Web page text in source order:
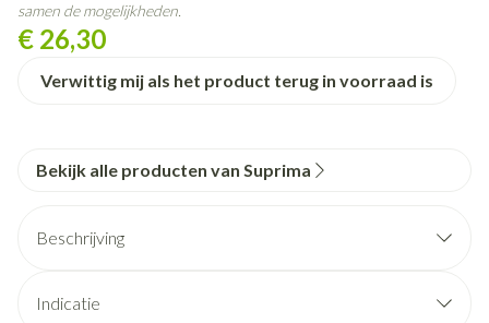
€ 26,30
Verwittig mij als het product terug in voorraad is
samen de mogelijkheden.
Bekijk alle producten van Suprima
Beschrijving
Indicatie